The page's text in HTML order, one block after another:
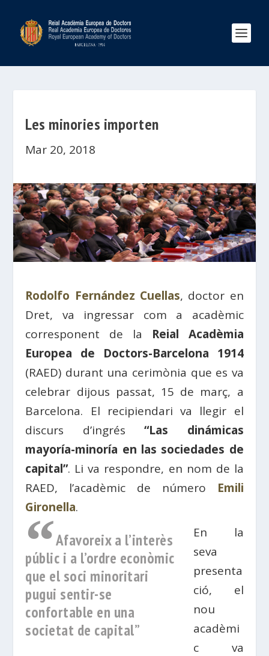
Les minories importen
Mar 20, 2018
Rodolfo Fernández Cuellas, doctor en
Dret, va ingressar com a acadèmic
corresponent de la Reial Acadèmia
Europea de Doctors-Barcelona 1914
(RAED) durant una cerimònia que es va
celebrar dijous passat, 15 de març, a
Barcelona. El recipiendari va llegir el
discurs d’ingrés“Las dinámicas
mayoría-minoría en las sociedades de
capital”. Li va respondre, en nom de la
RAED, l’acadèmic de número Emili
Gironella.
“Afavoreix a l’interès
públic i a l’ordre econòmic
que el soci minoritari
pugui sentir-se
confortable en una
societat de capital”
En la
seva
presenta
ció, el
nou
acadèmi
c va